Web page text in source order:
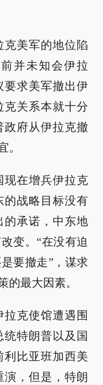
克美军的地位陷
并未知会伊拉
要求美军撤出伊
克关系本就十分
政府从伊拉克撤
。
现在增兵伊拉克
的战略目标没有
的承诺，中东地
变。“在没有迫
要撤走”，谋求
的最大因素。
克使馆遭遇围
特朗普以及国
利比亚班加西美
，但是，特朗